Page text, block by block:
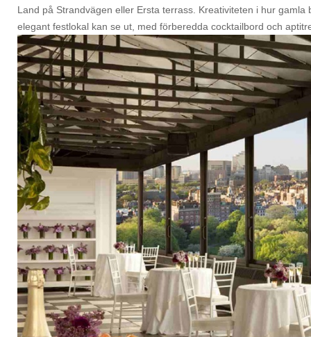
Land på Strandvägen eller Ersta terrass. Kreativiteten i hur
elegant festlokal kan se ut, med förberedda cocktailbord och